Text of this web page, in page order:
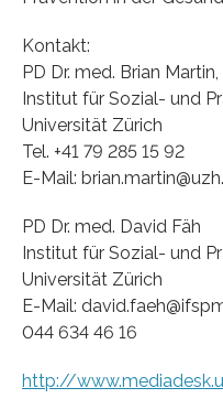
Kontakt:
PD Dr. med. Brian Martin,
Institut für Sozial- und
Universität Zürich
Tel. +41 79 285 15 92
E-Mail:
PD Dr. med. David Fäh
Institut für Sozial- und
Universität Zürich
E-Mail:
044 634 46 16
http://